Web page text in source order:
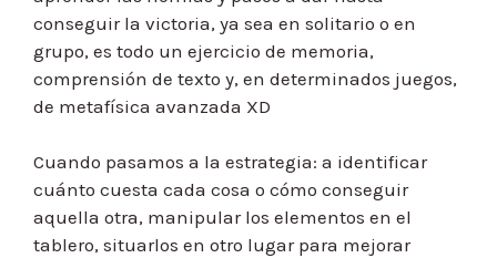
conseguir la victoria, ya sea en solitario o en
grupo, es todo un ejercicio de memoria,
comprensión de texto y, en determinados juegos,
de metafísica avanzada XD
Cuando pasamos a la estrategia: a identificar
cuánto cuesta cada cosa o cómo conseguir
aquella otra, manipular los elementos en el
tablero, situarlos en otro lugar para mejorar